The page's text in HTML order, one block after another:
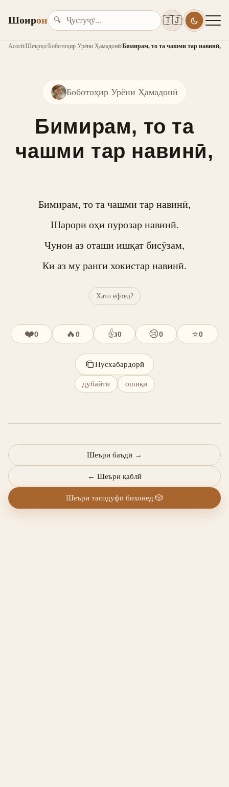
Шоирон 🔍 🇹🇯
Асосӣ/Шеърҳо/Боботоҳир Урёни Ҳамадонӣ/Бимирам, то та чашми тар навинӣ,
Боботоҳир Урёни Ҳамадонӣ
Бимирам, то та
чашми тар навинӣ,
Бимирам, то та чашми тар навинӣ,
Шарори оҳи пурозар навинӣ.
Чунон аз оташи ишқат бисӯзам,
Ки аз му ранги хокистар навинӣ.
Хато ёфтед?
❤️0 🔥0 👍0 😢0 ⭐0
Нусхабардорӣ
дубайтӣ ошиқӣ
← Шеъри қаблӣ
Шеъри баъдӣ →
Шеъри тасодуфӣ бихонед 🎲